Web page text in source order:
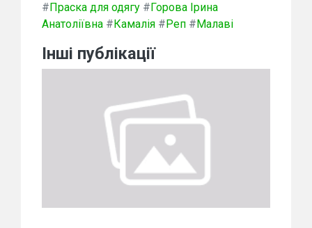
# Праска для одягу # Горова Ірина
Анатоліївна # Камалія # Реп # Малаві
Інші публікації